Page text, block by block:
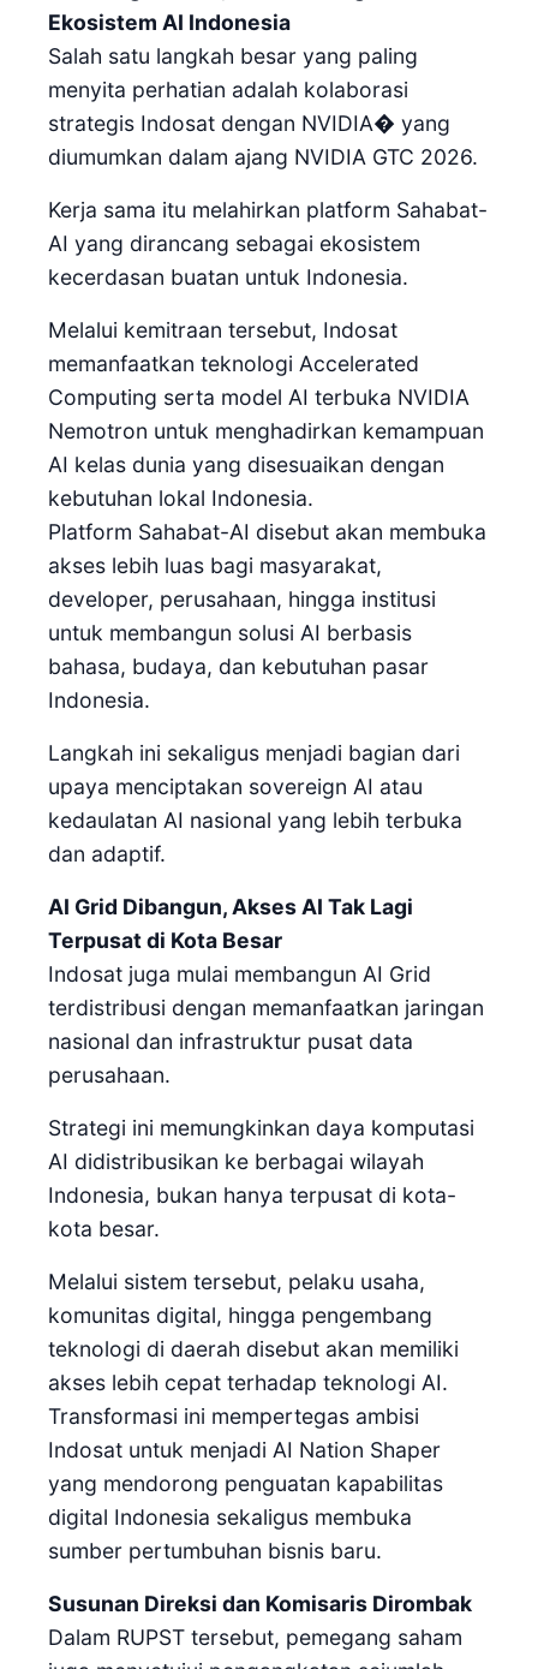
Ekosistem AI Indonesia
Salah satu langkah besar yang paling
menyita perhatian adalah kolaborasi
strategis Indosat dengan NVIDIA⁠� yang
diumumkan dalam ajang NVIDIA GTC 2026.
Kerja sama itu melahirkan platform Sahabat-
AI yang dirancang sebagai ekosistem
kecerdasan buatan untuk Indonesia.
Melalui kemitraan tersebut, Indosat
memanfaatkan teknologi Accelerated
Computing serta model AI terbuka NVIDIA
Nemotron untuk menghadirkan kemampuan
AI kelas dunia yang disesuaikan dengan
kebutuhan lokal Indonesia.
Platform Sahabat-AI disebut akan membuka
akses lebih luas bagi masyarakat,
developer, perusahaan, hingga institusi
untuk membangun solusi AI berbasis
bahasa, budaya, dan kebutuhan pasar
Indonesia.
Langkah ini sekaligus menjadi bagian dari
upaya menciptakan sovereign AI atau
kedaulatan AI nasional yang lebih terbuka
dan adaptif.
AI Grid Dibangun, Akses AI Tak Lagi
Terpusat di Kota Besar
Indosat juga mulai membangun AI Grid
terdistribusi dengan memanfaatkan jaringan
nasional dan infrastruktur pusat data
perusahaan.
Strategi ini memungkinkan daya komputasi
AI didistribusikan ke berbagai wilayah
Indonesia, bukan hanya terpusat di kota-
kota besar.
Melalui sistem tersebut, pelaku usaha,
komunitas digital, hingga pengembang
teknologi di daerah disebut akan memiliki
akses lebih cepat terhadap teknologi AI.
Transformasi ini mempertegas ambisi
Indosat untuk menjadi AI Nation Shaper
yang mendorong penguatan kapabilitas
digital Indonesia sekaligus membuka
sumber pertumbuhan bisnis baru.
Susunan Direksi dan Komisaris Dirombak
Dalam RUPST tersebut, pemegang saham